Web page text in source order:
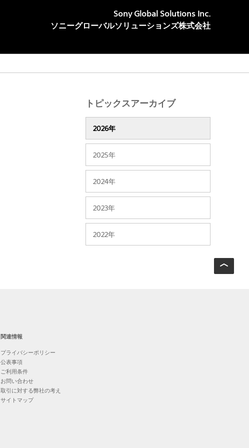
Sony Global Solutions Inc.
ソニーグローバルソリューションズ株式会社
トピックスアーカイブ
2026年
2025年
2024年
2023年
2022年
関連情報
プライバシーポリシー
公表事項
ご利用条件
お問い合わせ
取引に対する弊社の考え
サイトマップ